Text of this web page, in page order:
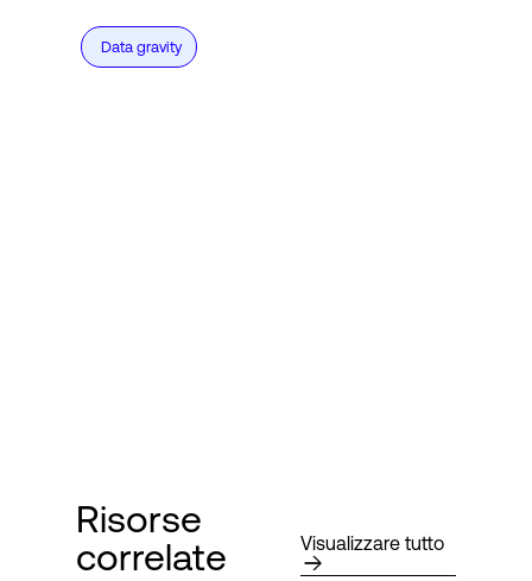
Data gravity
Risorse
correlate
Visualizzare tutto